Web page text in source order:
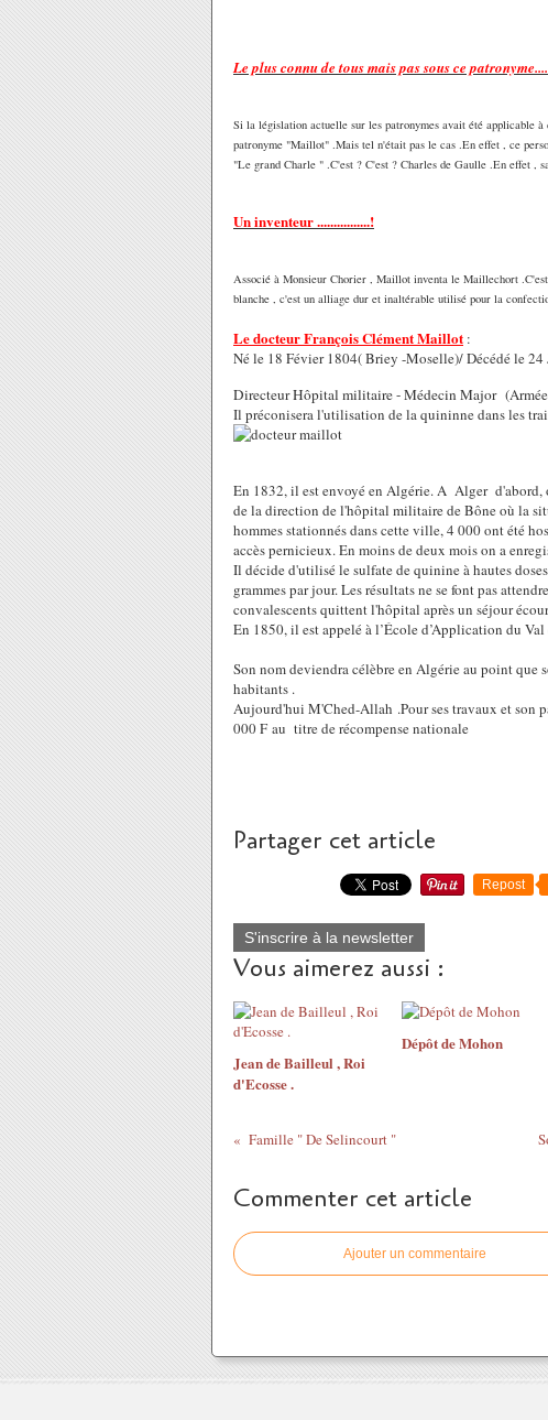
Le plus connu de tous mais pas sous ce patronyme....
Si la législation actuelle sur les patronymes avait été applicable
patronyme "Maillot" .Mais tel n'était pas le cas .En effet , ce
"Le grand Charle " .C'est ? C'est ? Charles de Gaulle .En effet ,
Un inventeur ................!
Associé à Monsieur Chorier , Maillot inventa le Maillechort
blanche , c'est un alliage dur et inaltérable utilisé pour la
Le docteur François Clément Maillot :
Né le 18 Févier 1804( Briey -Moselle)/ Décédé le
Directeur Hôpital militaire -Médecin Major
Il préconisera l'utilisation de la quininne dans les
En 1832, il est envoyé en Algérie. A Alger d'abord,
de la direction de l'hôpital militaire de Bône où la
hommes stationnés dans cette ville, 4 000 ont été
accès pernicieux. En moins de deux mois on a
Il décide d'utilisé le sulfate de quinine à hautes
grammes par jour. Les résultats ne se font pas
convalescents quittent l'hôpital après un séjour
En 1850, il est appelé à l’École d’Application du
Son nom deviendra célèbre en Algérie au point que
habitants .
Aujourd'hui M'Ched-Allah .Pour ses travaux et son
000 F au titre de récompense nationale
Partager cet article
Repost
S'inscrire à la newsletter
Vous aimerez aussi :
Jean de Bailleul , Roi
d'Ecosse .
Dépôt de Mohon
Famille " De Selincourt "
Commenter cet article
Ajouter un commentaire